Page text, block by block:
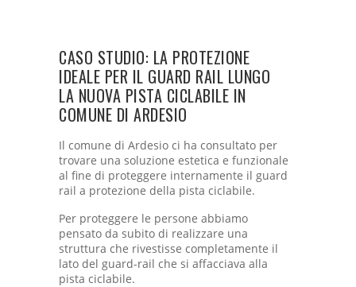
CASO STUDIO: LA PROTEZIONE
IDEALE PER IL GUARD RAIL LUNGO
LA NUOVA PISTA CICLABILE IN
COMUNE DI ARDESIO
Il comune di Ardesio ci ha consultato per
trovare una soluzione estetica e funzionale
al fine di proteggere internamente il guard
rail a protezione della pista ciclabile.
Per proteggere le persone abbiamo
pensato da subito di realizzare una
struttura che rivestisse completamente il
lato del guard-rail che si affacciava alla
pista ciclabile.